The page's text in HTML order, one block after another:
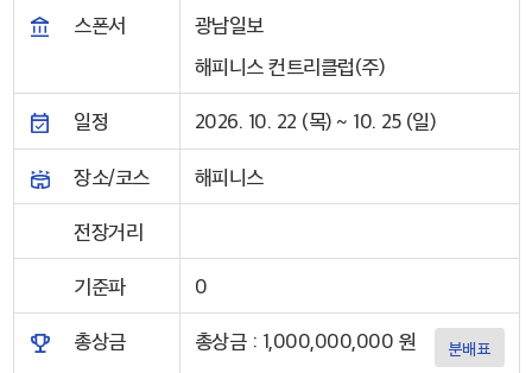
스폰서
광남일보
해피니스 컨트리클럽(주)
일정 2026. 10. 22 (목) ~ 10. 25 (일)
장소/코스 해피니스
전장거리
기준파 0
총상금 총상금 : 1,000,000,000 원 분배표